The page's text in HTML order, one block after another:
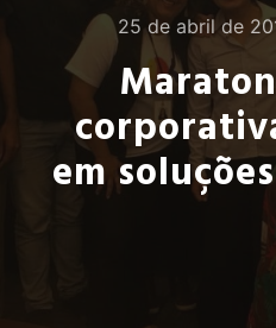
25 de abril de
em